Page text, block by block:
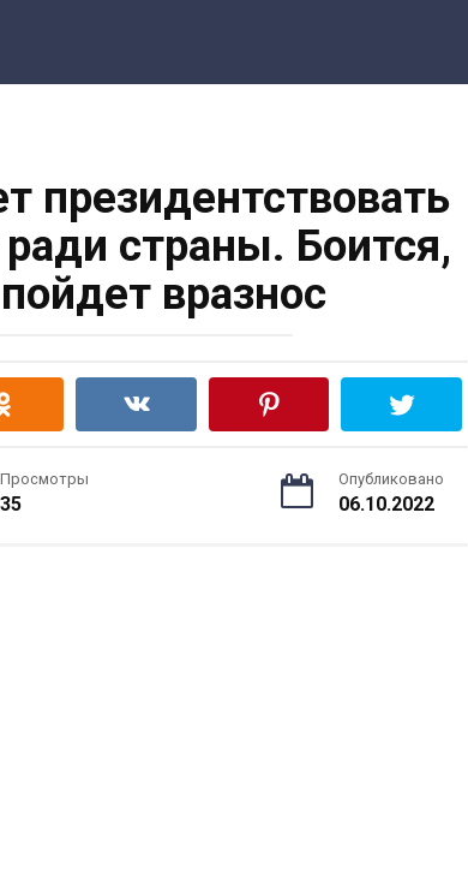
президентствовать
страны. Боится,
вразнос
Просмотры
35
Опубликовано
06.10.2022